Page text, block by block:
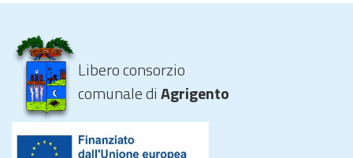
Libero consorzio
comunale diAgrigento